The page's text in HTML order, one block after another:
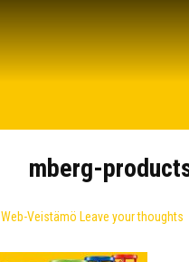
mberg-
Web-Veistämö Leave your thoughts